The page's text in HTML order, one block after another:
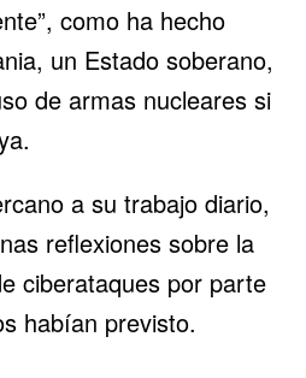
como ha hecho
un Estado soberano,
de armas nucleares si
a su trabajo diario,
reflexiones sobre la
ciberataques por parte
habían previsto.